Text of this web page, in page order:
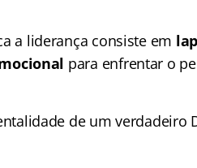
a liderança consiste em
para enfrentar o
de um verdadeiro